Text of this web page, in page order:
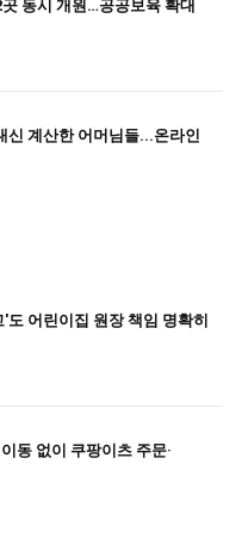
동시 개원…공공보육 확대
신 계산한 어머님들...온라인
어린이집 원장 책임 명확히
동 없이 쿠팡이츠 주문·